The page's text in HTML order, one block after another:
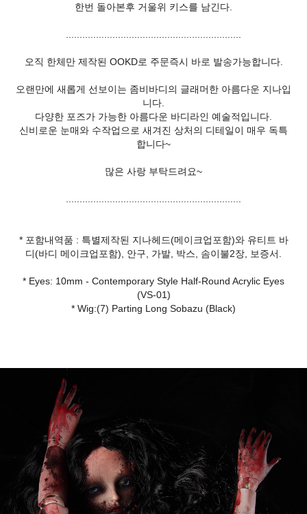
한번 돌아본후 거울위 키스를 남긴다.
................................................................
오직 한체만 제작된 OOKD로 주문즉시 바로 발송가능합니다.
오랜만에 새롭게 선보이는 좀비바디의 글래머한 아름다운 지나입
니다.
다양한 포즈가 가능한 아름다운 바디라인 예술적입니다.
신비로운 눈매와 수작업으로 새겨진 상처의 디테일이 매우 독특
합니다~
많은 사랑 부탁드려요~
................................................................
* 포함내역품 : 특별제작된 지나헤드(메이크업포함)와 유티트 바
디(바디 메이크업포함), 안구, 가발, 박스, 솜이불2장, 보증서.
* Eyes: 10mm - Contemporary Style Half-Round Acrylic Eyes
(VS-01)
* Wig:(7) Parting Long Sobazu (Black)